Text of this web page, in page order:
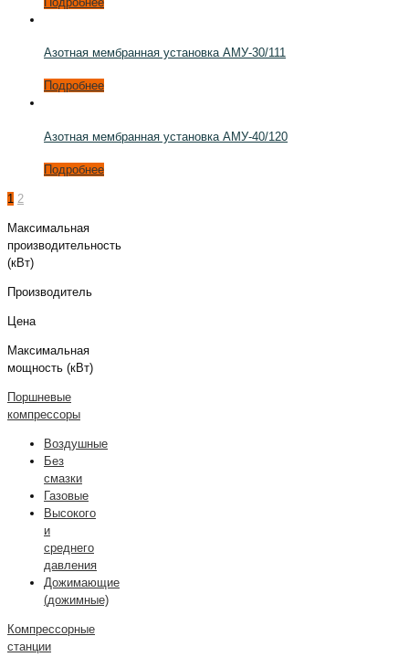
Азотная мембранная установка АМУ-30/111
Подробнее
Азотная мембранная установка АМУ-40/120
Подробнее
1 2
Максимальная
производительность
(кВт)
Производитель
Цена
Максимальная
мощность (кВт)
Поршневые
компрессоры
Воздушные
Без
смазки
Газовые
Высокого
и
среднего
давления
Дожимающие
(дожимные)
Компрессорные
станции